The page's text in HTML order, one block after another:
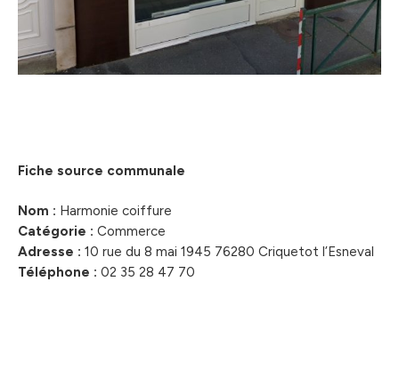
Fiche source communale
Nom : Harmonie coiffure
Catégorie : Commerce
Adresse : 10 rue du 8 mai 1945 76280 Criquetot l’Esneval
Téléphone : 02 35 28 47 70